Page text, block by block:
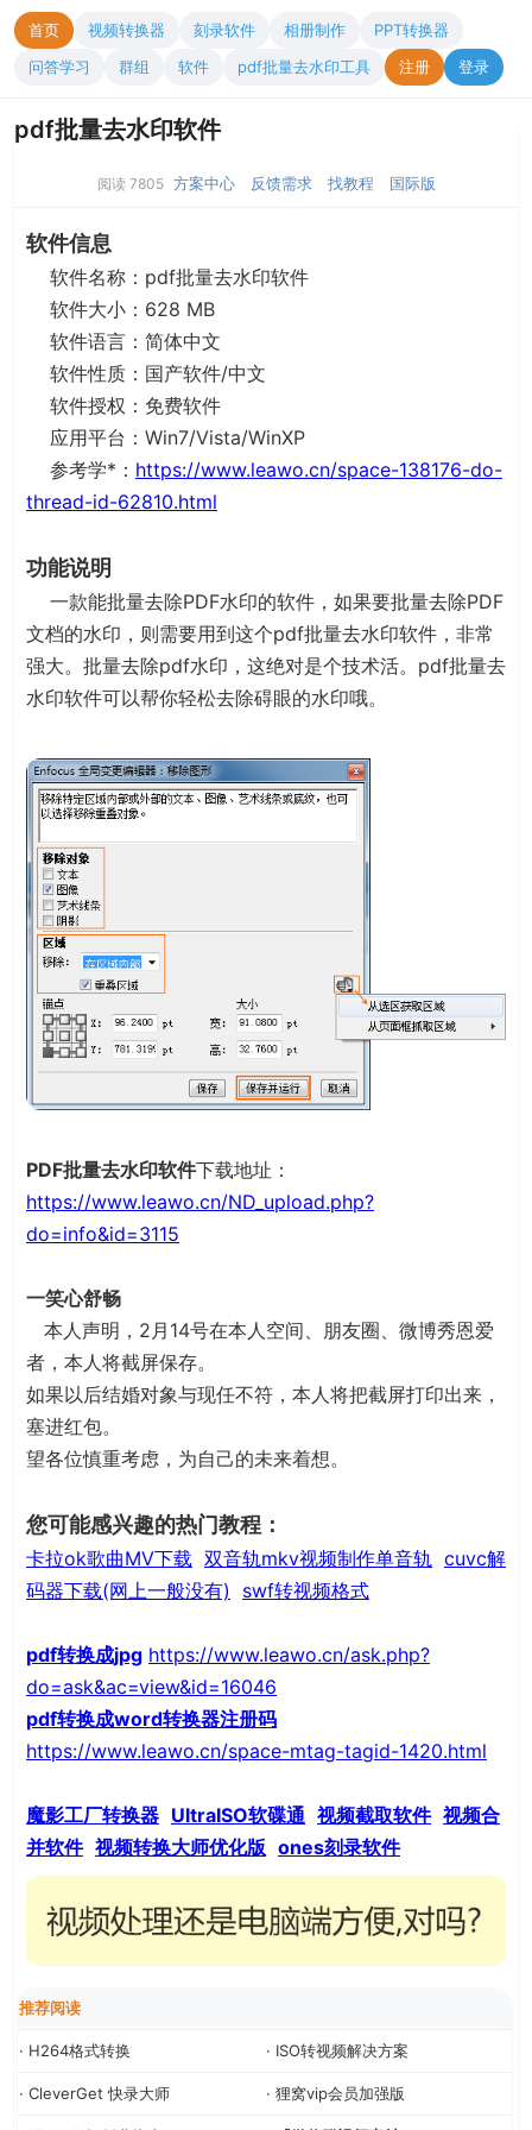
首页 视频转换器 刻录软件 相册制作
PPT转换器
问答学习
群组 软件 pdf批量去水印工具 注册 登录
pdf批量去水印软件
阅读 7805 方案中心 反馈需求 找教程 国际版
软件信息
软件名称：pdf批量去水印软件
软件大小：628 MB
软件语言：简体中文
软件性质：国产软件/中文
软件授权：免费软件
应用平台：Win7/Vista/WinXP
参考学*： https://www.leawo.cn/space-138176-do-
thread-id-62810.html
功能说明
一款能批量去除PDF水印的软件，如果要批量去除PDF
文档的水印，则需要用到这个pdf批量去水印软件，非常
强大。批量去除pdf水印，这绝对是个技术活。pdf批量去
水印软件可以帮你轻松去除碍眼的水印哦。
PDF批量去水印软件下载地址：
https://www.leawo.cn/ND_upload.php?
do=info&id=3115
一笑心舒畅
本人声明，2月14号在本人空间、朋友圈、微博秀恩爱
者，本人将截屏保存。
如果以后结婚对象与现任不符，本人将把截屏打印出来，
塞进红包。
望各位慎重考虑，为自己的未来着想。
您可能感兴趣的热门教程：
卡拉ok歌曲MV下载 双音轨mkv视频制作单音轨 cuvc解
码器下载(网上一般没有)
swf转视频格式
pdf转换成jpg https://www.leawo.cn/ask.php?
do=ask&ac=view&id=16046
pdf转换成word转换器注册码
https://www.leawo.cn/space-mtag-tagid-1420.html
魔影工厂转换器 UltraISO软碟通 视频截取软件 视频合
并软件 视频转换大师优化版 ones刻录软件
推荐阅读
· H264格式转换 · ISO转视频解决方案
· CleverGet 快录大师 · 狸窝vip会员加强版